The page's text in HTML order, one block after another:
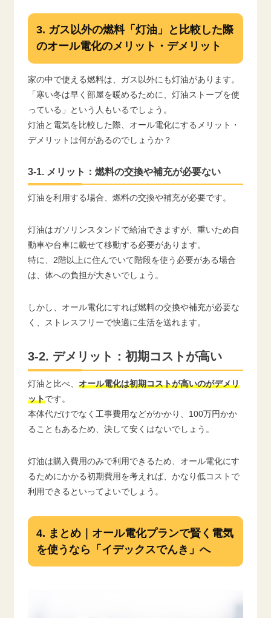
3. ガス以外の燃料「灯油」と比較した際
のオール電化のメリット・デメリット
家の中で使える燃料は、ガス以外にも灯油があります。
「寒い冬は早く部屋を暖めるために、灯油ストーブを使
っている」という人もいるでしょう。
灯油と電気を比較した際、オール電化にするメリット・
デメリットは何があるのでしょうか？
3-1. メリット：燃料の交換や補充が必要ない
灯油を利用する場合、燃料の交換や補充が必要です。
灯油はガソリンスタンドで給油できますが、重いため自
動車や台車に載せて移動する必要があります。
特に、2階以上に住んでいて階段を使う必要がある場合
は、体への負担が大きいでしょう。
しかし、オール電化にすれば燃料の交換や補充が必要な
く、ストレスフリーで快適に生活を送れます。
3-2. デメリット：初期コストが高い
灯油と比べ、 オール電化は初期コストが高いのがデメリ
ットです。
本体代だけでなく工事費用などがかかり、100万円かか
ることもあるため、決して安くはないでしょう。
灯油は購入費用のみで利用できるため、オール電化にす
るためにかかる初期費用を考えれば、かなり低コストで
利用できるといってよいでしょう。
4. まとめ｜オール電化プランで賢く電気
を使うなら「イデックスでんき」へ